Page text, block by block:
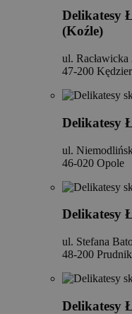
Delikatesy
(Koźle)
ul. Racławicka
47-200
Delikatesy
ul.
46-020 Opole
Delikatesy
ul. Stefana
48-200 Prudnik
Delikatesy